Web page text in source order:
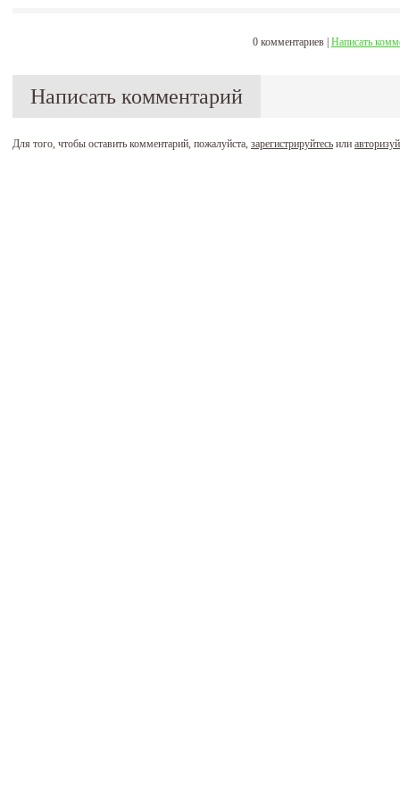
0 комментариев | Написать
Написать комментарий
Для того, чтобы оставить комментарий, пожалуйста, зарегистрируйтесь или